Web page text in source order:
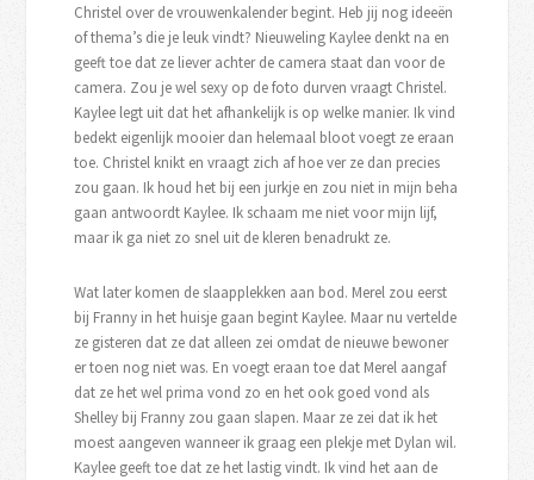
Christel over de vrouwenkalender begint. Heb jij nog ideeën
of thema’s die je leuk vindt? Nieuweling Kaylee denkt na en
geeft toe dat ze liever achter de camera staat dan voor de
camera. Zou je wel sexy op de foto durven vraagt Christel.
Kaylee legt uit dat het afhankelijk is op welke manier. Ik vind
bedekt eigenlijk mooier dan helemaal bloot voegt ze eraan
toe. Christel knikt en vraagt zich af hoe ver ze dan precies
zou gaan. Ik houd het bij een jurkje en zou niet in mijn beha
gaan antwoordt Kaylee. Ik schaam me niet voor mijn lijf,
maar ik ga niet zo snel uit de kleren benadrukt ze.
Wat later komen de slaapplekken aan bod. Merel zou eerst
bij Franny in het huisje gaan begint Kaylee. Maar nu vertelde
ze gisteren dat ze dat alleen zei omdat de nieuwe bewoner
er toen nog niet was. En voegt eraan toe dat Merel aangaf
dat ze het wel prima vond zo en het ook goed vond als
Shelley bij Franny zou gaan slapen. Maar ze zei dat ik het
moest aangeven wanneer ik graag een plekje met Dylan wil.
Kaylee geeft toe dat ze het lastig vindt. Ik vind het aan de